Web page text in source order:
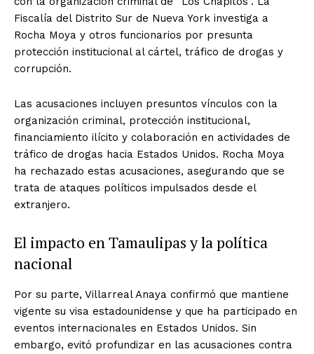
Fiscalía del Distrito Sur de Nueva York investiga a
Rocha Moya y otros funcionarios por presunta
protección institucional al cártel, tráfico de drogas y
corrupción.
Las acusaciones incluyen presuntos vínculos con la
organización criminal, protección institucional,
financiamiento ilícito y colaboración en actividades de
tráfico de drogas hacia Estados Unidos. Rocha Moya
ha rechazado estas acusaciones, asegurando que se
trata de ataques políticos impulsados desde el
extranjero.
El impacto en Tamaulipas y la política
nacional
Por su parte, Villarreal Anaya confirmó que mantiene
vigente su visa estadounidense y que ha participado en
eventos internacionales en Estados Unidos. Sin
embargo, evitó profundizar en las acusaciones contra